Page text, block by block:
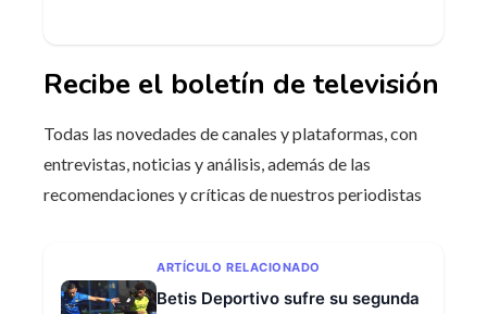
Recibe el boletín de televisión
Todas las novedades de canales y plataformas, con
entrevistas, noticias y análisis, además de las
recomendaciones y críticas de nuestros periodistas
ARTÍCULO RELACIONADO
Betis Deportivo sufre su segunda